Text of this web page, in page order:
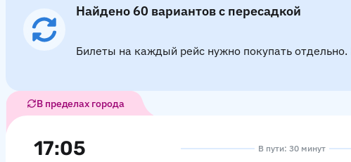
Найдено 60 вариантов с пересадкой
Билеты на каждый рейс нужно покупать
В пределах города
17:05 В пути: 30 минут